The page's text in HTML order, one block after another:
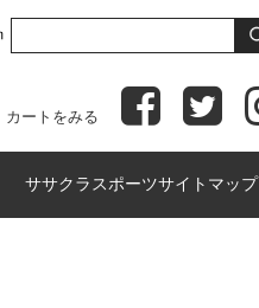
カートをみる
ササクラスポーツサイトマップ